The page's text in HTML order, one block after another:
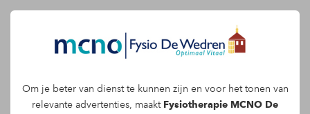
Om je beter van dienst te kunnen zijn en voor het tonen van
relevante advertenties, maakt Fysiotherapie MCNO De
Afspraak maken